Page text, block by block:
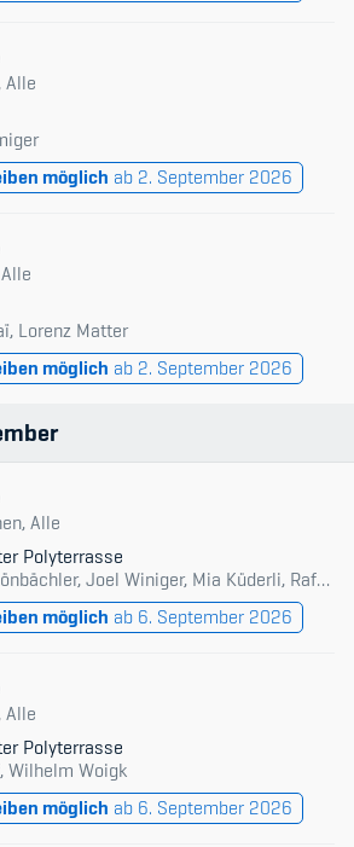
Alle
möglich ab 2. September 2026
Lorenz Matter
möglich ab 2. September 2026
Alle
Polyterrasse
Helen Schönbächler, Joel Winiger, Mia Küderli, Rafael Burri, Tim Wisotzki
möglich ab 6. September 2026
Alle
Polyterrasse
Wilhelm Woigk
möglich ab 6. September 2026